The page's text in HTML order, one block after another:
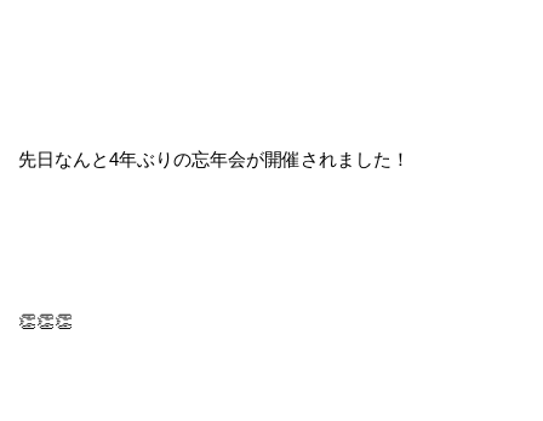
先日なんと4年ぶりの忘年会が開催されました！
👏👏👏